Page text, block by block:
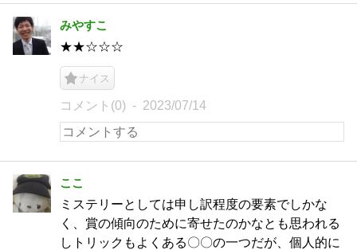
みやすこ
★★☆☆☆
ナイス
コメント(0) 2023/07/14
ここ
ミステリーとしては申し訳程度の要素でしかな
く、賞の傾向のために寄せたのかなとも思われる
しトリックもよくある〇〇の一つだが、個人的に